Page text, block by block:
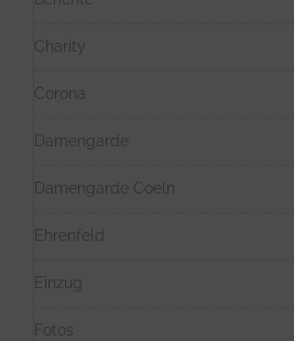
Charity
Corona
Damengarde
Damengarde Coeln
Ehrenfeld
Einzug
Fotos